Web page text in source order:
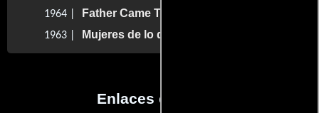
1964 | Father Came Too!
1963 | Mujeres de lo desconocido
Enlaces externos